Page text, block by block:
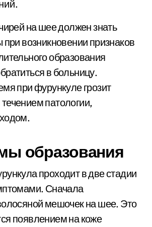
на шее должен знать
возникновении признаков
образования
в больницу.
при фурункуле грозит
патологии,
образования
проходит в две стадии
Сначала
мешочек на шее. Это
появлением на коже